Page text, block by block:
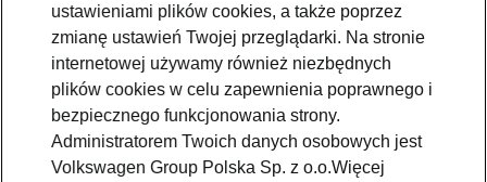
ustawieniami plików cookies, a także poprzez
zmianę ustawień Twojej przeglądarki. Na stronie
internetowej używamy również niezbędnych
plików cookies w celu zapewnienia poprawnego i
bezpiecznego funkcjonowania strony.
Administratorem Twoich danych osobowych jest
Volkswagen Group Polska Sp. z o.o.Więcej